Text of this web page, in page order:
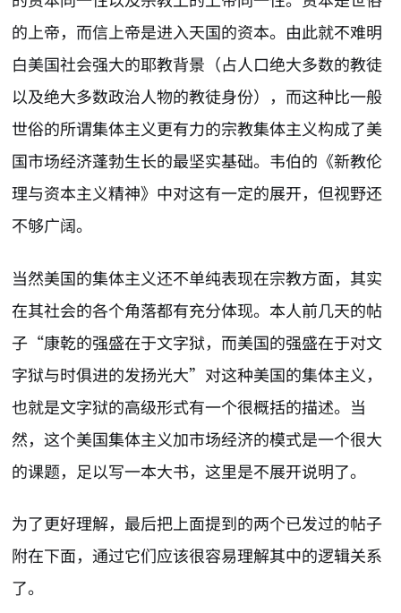
的上帝，而信上帝是进入天国的资本。由此就不难明
白美国社会强大的耶教背景（占人口绝大多数的教徒
以及绝大多数政治人物的教徒身份），而这种比一般
世俗的所谓集体主义更有力的宗教集体主义构成了美
国市场经济蓬勃生长的最坚实基础。韦伯的《新教伦
理与资本主义精神》中对这有一定的展开，但视野还
不够广阔。
当然美国的集体主义还不单纯表现在宗教方面，其实
在其社会的各个角落都有充分体现。本人前几天的帖
子“康乾的强盛在于文字狱，而美国的强盛在于对文
字狱与时俱进的发扬光大”对这种美国的集体主义，
也就是文字狱的高级形式有一个很概括的描述。当
然，这个美国集体主义加市场经济的模式是一个很大
的课题，足以写一本大书，这里是不展开说明了。
为了更好理解，最后把上面提到的两个已发过的帖子
附在下面，通过它们应该很容易理解其中的逻辑关系
了。